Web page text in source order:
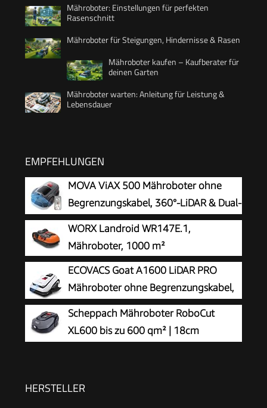
Mähroboter: Einstellungen für perfekten
Rasenschnitt
Mähroboter für Steigungen, Hindernisse & Rasen
Mähroboter kaufen – Kaufberater für
deinen Garten
Mähroboter warten: Anleitung für Leistung &
Lebensdauer
EMPFEHLUNGEN
MOVA ViAX 500 Mähroboter ohne
Begrenzungskabel, 360°-LiDAR & Dual-
KI-Vision
WORX Landroid WR147E.1,
Mähroboter, 1000 m²
ECOVACS Goat A1600 LiDAR PRO
Mähroboter ohne Begrenzungskabel,
1.600 m², 360° Dual-LiDAR-
Navigation, automatische Kartierung, KI-3D-
Hindernisvermeidung, superschnelles Laden,
Scheppach Mähroboter RoboCut
XL600 bis zu 600 qm² | 18cm
Steigung | mit Station, 9 Messer, 130m Kabel &
HERSTELLER